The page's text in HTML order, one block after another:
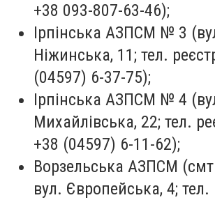
+38 093-807-63-46);
Ірпінська АЗПСМ № 3
Ніжинська, 11; тел.
(04597) 6-37-75);
Ірпінська АЗПСМ № 4
Михайлівська, 22; тел.
+38 (04597) 6-11-62);
Ворзельська АЗПСМ (смт
вул. Європейська, 4; тел.